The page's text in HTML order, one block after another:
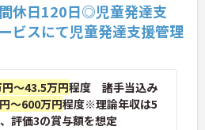
間休日120日◎児童発達支
ビスにて児童発達支援管理
～43.5万円程度 諸手当込み
～600万円程度※理論年収は5
評価3の賞与額を想定